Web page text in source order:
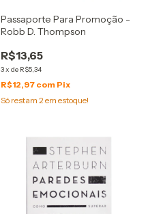
Passaporte Para Promoção -
Robb D. Thompson
R$13,65
3x de R$5,34
R$12,97 com Pix
Só restam 2em estoque!